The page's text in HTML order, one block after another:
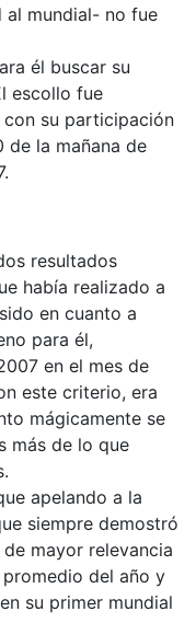
al mundial- no fue
él buscar su
escollo fue
con su participación
de la mañana de
resultados
había realizado a
en cuanto a
para él,
en el mes de
este criterio, era
mágicamente se
más de lo que
apelando a la
siempre demostró
mayor relevancia
del año y
su primer mundial